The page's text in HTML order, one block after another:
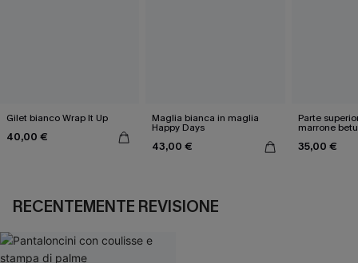
Gilet bianco Wrap It Up
40,00 €
Maglia bianca in maglia
Happy Days
43,00 €
Parte
marrone
35,00 €
RECENTEMENTE REVISIONE